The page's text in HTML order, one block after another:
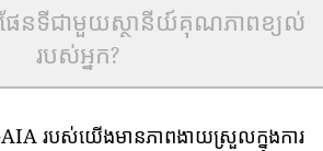
ែនទីជាមួយស្ថានីយ៍គុណភាពខ្យល់
របស់អ្នក?
របស់យើងមានភាពងាយស្រួលក្នុងការ